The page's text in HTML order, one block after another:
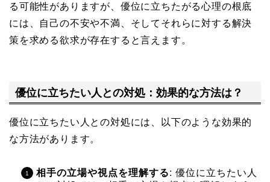
る可能性がありますが、優位に立ちたがる心理の根底
には、自己の不安や不満、そしてそれらに対する解決
策を求める欲求が存在すると言えます。
優位に立ちたい人との対処：効果的な方法は？
優位に立ちたい人との対処には、以下のような効果的
な方法があります。
相手の立場や視点を理解する: 優位に立ちたい人